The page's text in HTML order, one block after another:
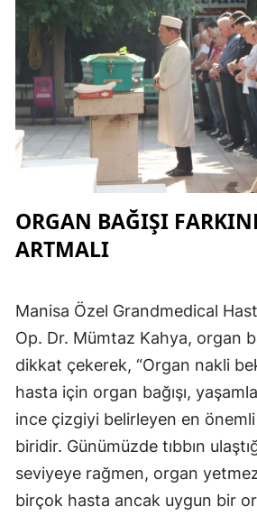
ORGAN BAĞIŞI
ARTMALI
Manisa Özel Grandmedical
Op. Dr. Mümtaz Kahya, organ
dikkat çekerek, “Organ nakli
hasta için organ bağışı,
ince çizgiyi belirleyen en
biridir. Günümüzde tıbbın
seviyeye rağmen, organ
birçok hasta ancak uygun bir